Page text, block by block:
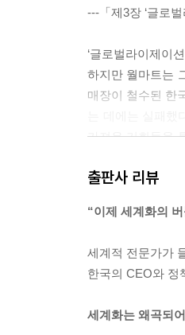
---「제3장 ‘글로
‘글로벌라이제이
하지만 월마트는
매장이 철수된 한
가져온 기회들을
출판사 리뷰
“이제 세계화의
세계적 전문가가
한국의 CEO와 정
세계화는 왜곡되